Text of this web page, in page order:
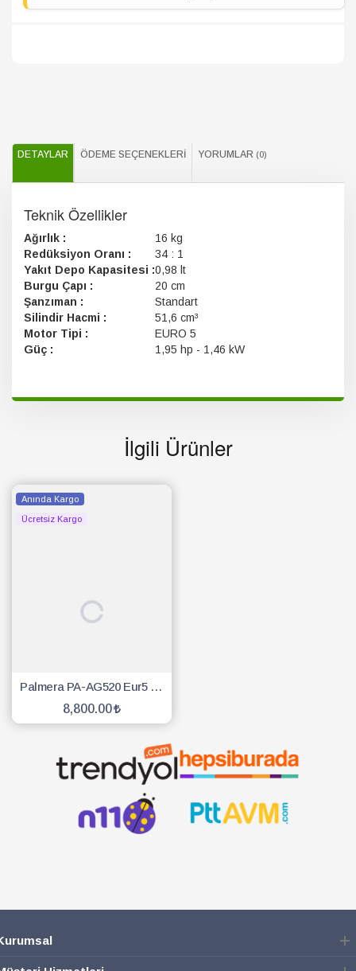
DETAYLAR ÖDEME SEÇENEKLERI YORUMLAR (0)
Teknik Özellikler
Ağırlık :
16 kg
Redüksiyon Oranı :
34 : 1
Yakıt Depo Kapasitesi :0,98 lt
Burgu Çapı :
20 cm
Şanzıman :
Standart
Silindir Hacmi :
51,6 cm³
Motor Tipi :
EURO 5
Güç :
1,95 hp - 1,46 kW
İlgili Ürünler
Anında Kargo
Ücretsiz Kargo
Palmera PA-AG520 Eur5 Toprak Burgusu 20cm Burgulu
8,800.00